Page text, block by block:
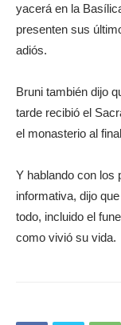
yacerá en la
presenten sus
adiós.
Bruni también dijo
tarde recibió el
el monasterio al
Y hablando con los
informativa, dijo
todo, incluido el
como vivió su vida.